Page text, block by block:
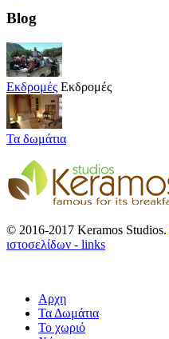
Blog
Εκδρομές Εκδρομές
Τα δωμάτια
© 2016-2017 Keramos Studios.
ιστοσελίδων - links
Αρχη
Τα Δωμάτια
Το χωριό